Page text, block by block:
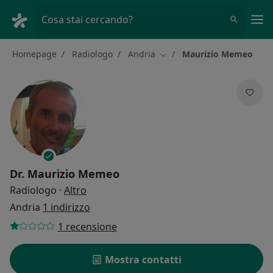
Cosa stai cercando?
Homepage Radiologo Andria Cambia città
Maurizio Memeo
Dr. Maurizio Memeo
Radiologo · Altro
Andria 1 indirizzo
1 recensione
Mostra contatti